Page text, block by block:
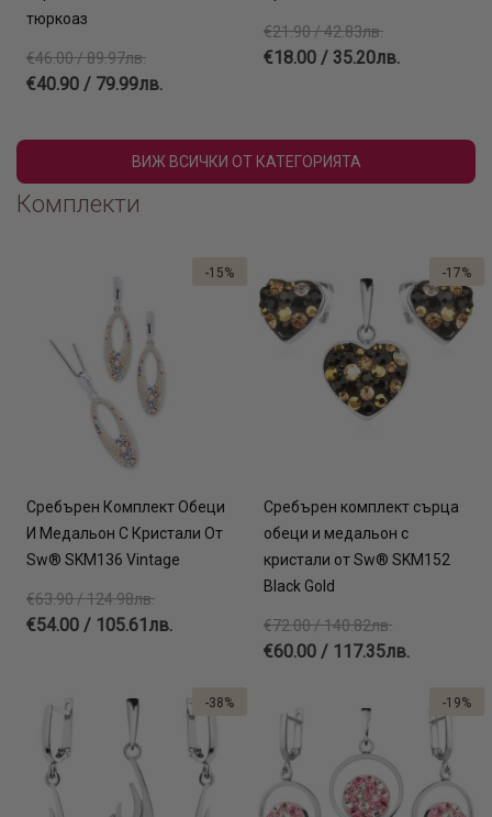
тюркоаз
€46.00 / 89.97лв.
€40.90 / 79.99лв.
€21.90 / 42.83лв.
€18.00 / 35.20лв.
ВИЖ ВСИЧКИ ОТ КАТЕГОРИЯТА
Комплекти
Сребърен Комплект Обеци
И Медальон С Кристали От
Sw® SKM136 Vintage
€63.90 / 124.98лв.
€54.00 / 105.61лв.
-15%
Сребърен комплект сърца
обеци и медальон с
кристали от Sw® SKM152
Black Gold
€72.00 / 140.82лв.
€60.00 / 117.35лв.
-17%
-38% -19%